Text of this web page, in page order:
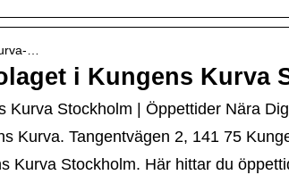
…
i Kungens Kurva
Kurva Stockholm | Öppettider Nära Dig
Kurva. Tangentvägen 2, 141 75
Kurva Stockholm. Här hittar du